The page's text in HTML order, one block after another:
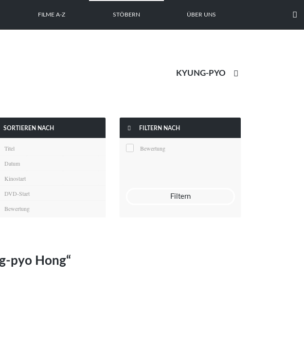
FILME A-Z STÖBERN ÜBER UNS 

SORTIEREN NACH
Titel
Datum
Kinostart
DVD-Start
Bewertung
 FILTERN NACH
Bewertung
Filtern
pyo Hong“